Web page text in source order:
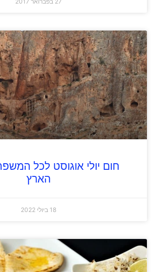
חום יולי אוגוסט לכל
הארץ
18 ביולי 2022